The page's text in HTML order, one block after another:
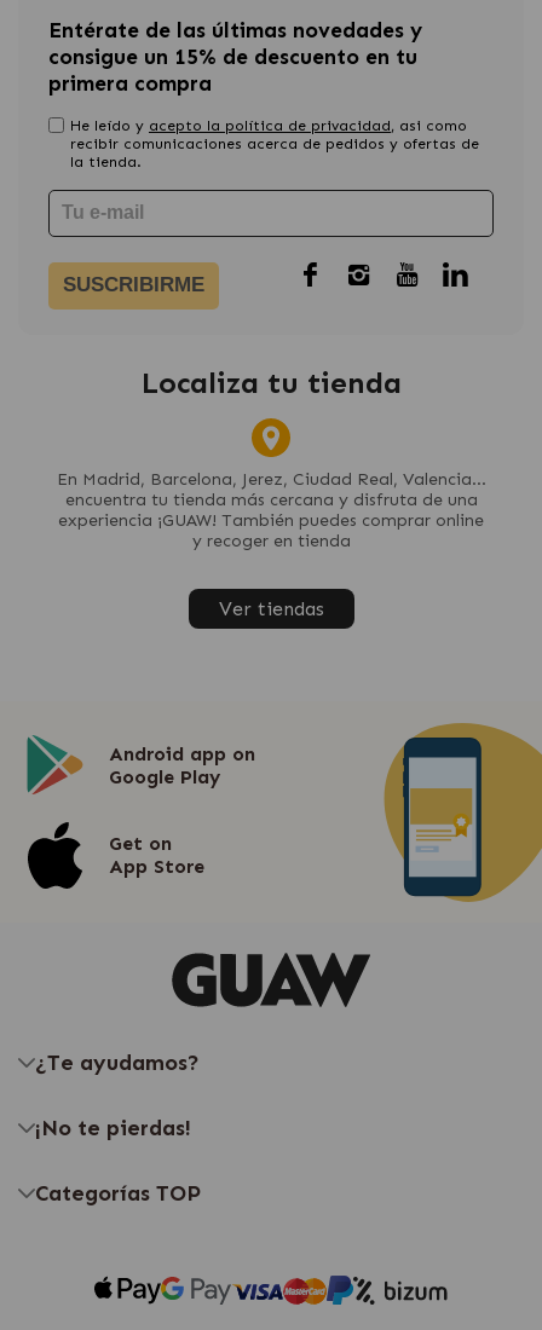
Entérate de las últimas novedades y
consigue un 15% de descuento en tu
primera compra
He leído y acepto la política de privacidad, asi como
recibir comunicaciones acerca de pedidos y ofertas de
la tienda.
SUSCRIBIRME
Localiza tu tienda
En Madrid, Barcelona, Jerez, Ciudad Real, Valencia...
encuentra tu tienda más cercana y disfruta de una
experiencia ¡GUAW! También puedes comprar online
y recoger en tienda
Ver tiendas
Android app on
Google Play
Get on
App Store
¿Te ayudamos?
¡No te pierdas!
Categorías TOP